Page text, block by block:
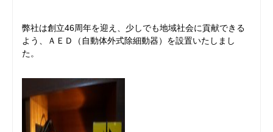
弊社は創立46周年を迎え、少しでも地域社会に貢献できる
よう、ＡＥＤ（自動体外式除細動器）を設置いたしまし
た。